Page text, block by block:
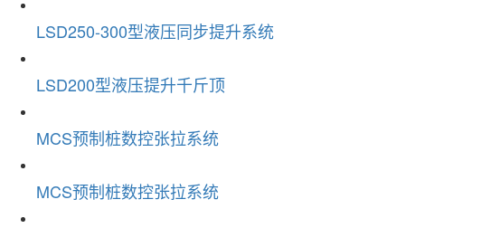
LSD250-300型液压同步提升系统
LSD200型液压提升千斤顶
MCS预制桩数控张拉系统
MCS预制桩数控张拉系统